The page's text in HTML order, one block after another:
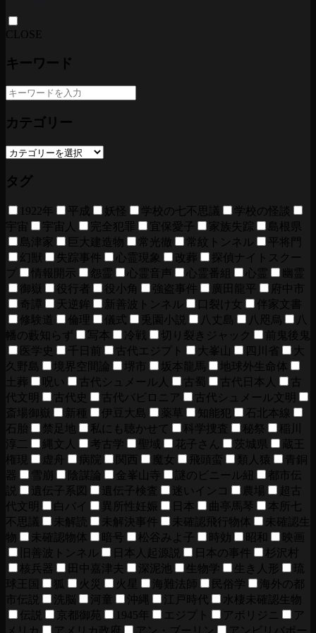
CLOSE
キーワード
カテゴリー
タグ
1922年 平成 妖怪 学校の七不思議
学校の怪談
宇宙
宇宙人 完全犯罪 宜保愛子 家族失踪
島根県
島津家
巨大建造物 常光徹 常紋トンネル
平将門
幻獣
失踪事件 心霊現象 改葬
探偵ナイトスクー
プ
情報開示 怨霊 心霊音声 心霊番組 心霊
幽霊
御嶽
役行者 役小角 強盗事件 廣田龍平
府中市
奇譚
天逆鉾 新善波トンネル 口裂け女
伴家文書
修験道
倫理 儀式 兎園小説 八丈島 八咫烏
八
幡の藪知らず
写本 冷戦 切り裂きジャック
前鬼後鬼
医学史
千日前 古代エジプト 大峯山 四川省
大
久野島
境界空間論 堺市 坂本龍馬
地球外生命体
土葬
呪い 古代シュメール人 古蜀 古代日本人
古
代文明
古代史 古代バビロニア
古代シュメール文明
斎場御嶽
新種 伊豆大島 薬草 知能犯
石北本線
石胎
禁足地 私にも聴かせて 科学捜査 秘祭
稲川
淳二
縄文人 考古学 聖域 花子さん 茨城県
蔵王
権現
虚舟 病院 関西 魔女 飛頭蛮 類人猿
青銅
器
雪崩 陰謀論 金峯山寺 謎のビニール紐
都市伝
説
遺伝子系図 遺伝子検査 迷いインコ 農場
超古
代文明
白バイ 異所性妊娠 日本 曲亭馬琴
本所七
不思議
未解読 未解決事件 未確認飛行物体
未確認生
物
未確認物体 暗号 松谷みよ子 時効 昭和
映画
旧善波トンネル
日本人起源説 日本の事件
杉沢村
核兵器
田中嘉津夫 深泥池 生物学 生き人形
琉
球王国
狐 火災 火星 海難法師 民俗学
海外の都
市伝説
洗脳 河童 沖縄 江戸時代
水棲未確認生物
伝説
京都御苑 1945年 エジプト アボリジニ
ア